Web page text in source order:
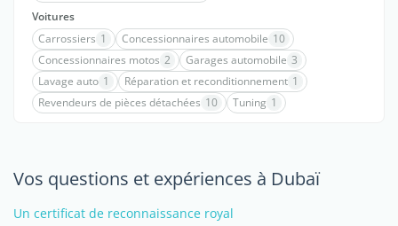
Voitures
Carrossiers 1 Concessionnaires automobile 10
Concessionnaires motos 2 Garages automobile 3
Lavage auto 1 Réparation et reconditionnement 1
Revendeurs de pièces détachées 10 Tuning 1
Vos questions et expériences à Dubaï
Un certificat de reconnaissance royal